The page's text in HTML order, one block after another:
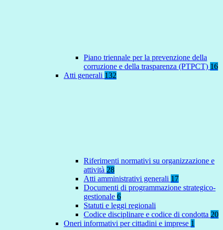
Piano triennale per la prevenzione della
corruzione e della trasparenza (PTPCT) 16
Atti generali 132
Riferimenti normativi su organizzazione e
attività 28
Atti amministrativi generali 17
Documenti di programmazione strategico-
gestionale 6
Statuti e leggi regionali
Codice disciplinare e codice di condotta 20
Oneri informativi per cittadini e imprese 1